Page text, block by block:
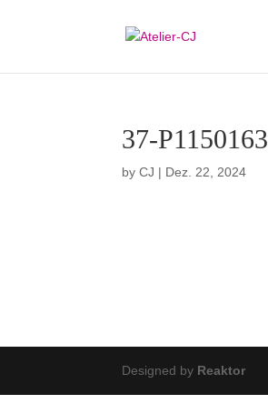
37-P1150163
byCJ | Dez. 22, 2024
Designed by Reaktor